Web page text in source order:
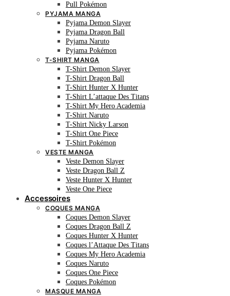
Pull Pokémon
PYJAMA MANGA
Pyjama Demon Slayer
Pyjama Dragon Ball
Pyjama Naruto
Pyjama Pokémon
T-SHIRT MANGA
T-Shirt Demon Slayer
T-Shirt Dragon Ball
T-Shirt Hunter X Hunter
T-Shirt L’attaque Des Titans
T-Shirt My Hero Academia
T-Shirt Naruto
T-Shirt Nicky Larson
T-Shirt One Piece
T-Shirt Pokémon
VESTE MANGA
Veste Demon Slayer
Veste Dragon Ball Z
Veste Hunter X Hunter
Veste One Piece
Accessoires
COQUES MANGA
Coques Demon Slayer
Coques Dragon Ball Z
Coques Hunter X Hunter
Coques l’Attaque Des Titans
Coques My Hero Academia
Coques Naruto
Coques One Piece
Coques Pokémon
MASQUE MANGA